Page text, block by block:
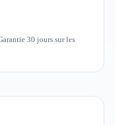
30 jours sur les